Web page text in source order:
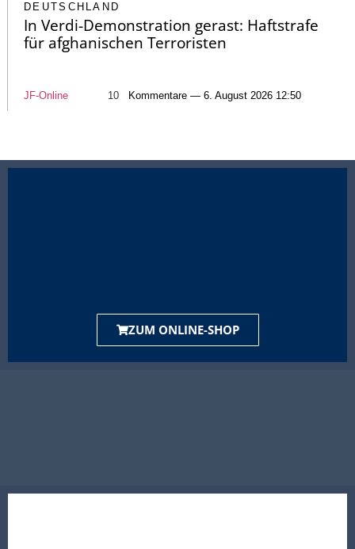
DEUTSCHLAND
In Verdi-Demonstration gerast: Haftstrafe
für afghanischen Terroristen
JF-Online 10 Kommentare — 6. August 2026 12:50
ZUM ONLINE-SHOP